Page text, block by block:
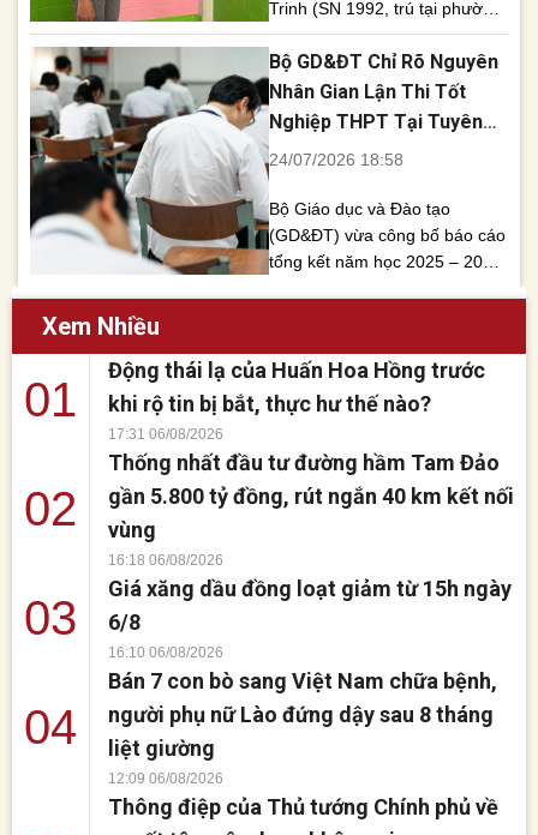
Trinh (SN 1992, trú tại phường
Bình Minh) để điều tra về hành
vi nghi tàng trữ trái phép chất
ma túy. Quá trình kiểm tra tại
nhà trọ, lực lượng chức năng
chất nghi là [...]
Bộ GD&ĐT Chỉ Rõ Nguyên
Nhân Gian Lận Thi Tốt
Nghiệp THPT Tại Tuyên
Quang, Quảng Trị
24/07/2026 18:58
Bộ Giáo dục và Đào tạo
(GD&ĐT) vừa công bố báo cáo
tổng kết năm học 2025 – 2026,
điểm thi ở Tuyên Quang và
Quảng Trị. Báo cáo cũng đề
cập việc sắp xếp lại [...]
Xem Nhiều
01
Động thái lạ của Huấn Hoa Hồng trước
khi rộ tin bị bắt, thực hư thế nào?
17:31 06/08/2026
02
Thống nhất đầu tư đường hầm Tam Đảo
gần 5.800 tỷ đồng, rút ngắn 40 km kết nối
vùng
16:18 06/08/2026
03
Giá xăng dầu đồng loạt giảm từ 15h ngày
6/8
16:10 06/08/2026
04
Bán 7 con bò sang Việt Nam chữa bệnh,
người phụ nữ Lào đứng dậy sau 8 tháng
liệt giường
12:09 06/08/2026
Thông điệp của Thủ tướng Chính phủ về